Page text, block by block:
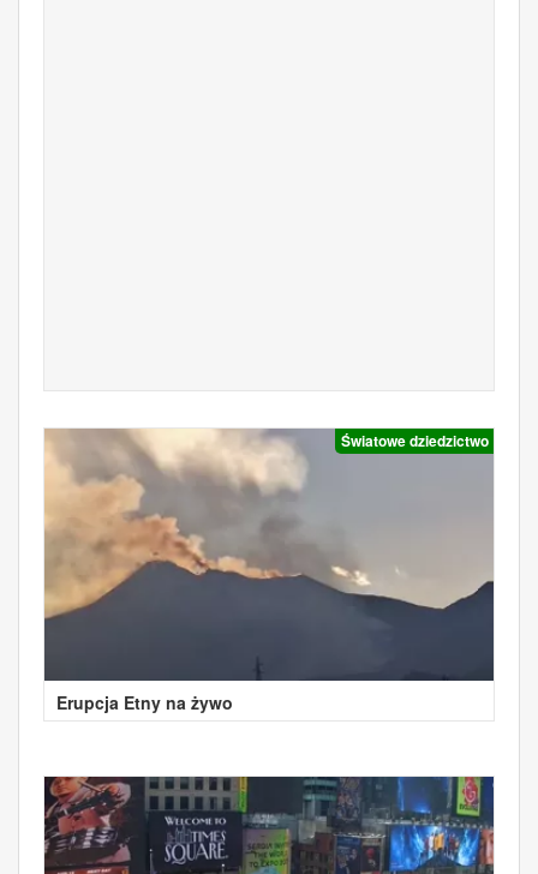
Światowe dziedzictwo
Erupcja Etny na żywo